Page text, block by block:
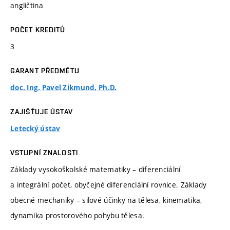
angličtina
POČET KREDITŮ
3
GARANT PŘEDMĚTU
doc. Ing. Pavel Zikmund, Ph.D.
ZAJIŠŤUJE ÚSTAV
Letecký ústav
VSTUPNÍ ZNALOSTI
Základy vysokoškolské matematiky – diferenciální
a integrální počet, obyčejné diferenciální rovnice. Základy
obecné mechaniky – silové účinky na tělesa, kinematika,
dynamika prostorového pohybu tělesa.